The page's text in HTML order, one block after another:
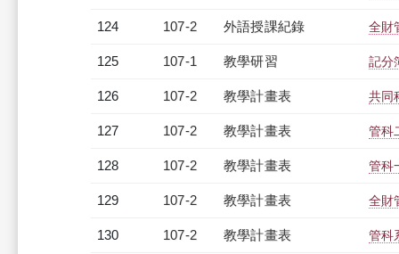
124 107-2 外語授課紀錄 全財
125 107-1 教學研習 記分
126 107-2 教學計畫表 共同
127 107-2 教學計畫表 管科
128 107-2 教學計畫表 管科
129 107-2 教學計畫表 全財
130 107-2 教學計畫表 管科